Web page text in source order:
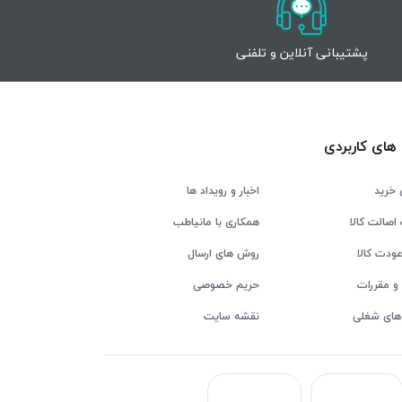
پشتیبانی آنلاین و تلفنی
کاربردی
خرید
اخبار و رویداد ها
کالا
همکاری با مانیاطب
کالا
روش های ارسال
و مقررات
حریم خصوصی
شغلی
نقشه سایت